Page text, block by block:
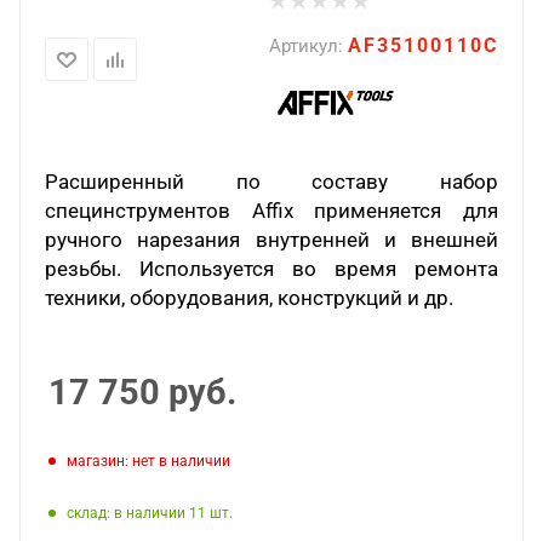
Артикул: AF35100110C
Расширенный по составу набор
специнструментов Affix применяется для
ручного нарезания внутренней и внешней
резьбы. Используется во время ремонта
техники, оборудования, конструкций и др.
17 750 руб.
Магазин: нет в наличии
Склад: в наличии 11